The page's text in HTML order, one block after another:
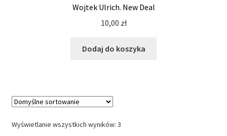
Wojtek Ulrich. New Deal
10,00 zł
Dodaj do koszyka
Wyświetlanie wszystkich wyników: 3